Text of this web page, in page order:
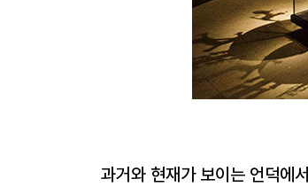
과거와 현재가 보이는 언덕에서